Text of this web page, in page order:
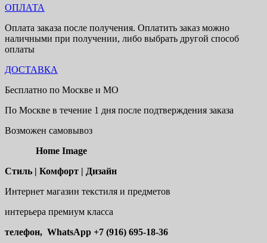
ОПЛАТА
Оплата заказа после получения. Оплатить заказ можно
наличными при получении, либо выбрать другой способ
оплаты
ДОСТАВКА
Бесплатно по Москве и МО
По Москве в течение 1 дня после подтверждения заказа
Возможен самовывоз
Home Image
Стиль | Комфорт | Дизайн
Интернет магазин текстиля и предметов
интерьера премиум класса
телефон, WhatsApp +7 (916) 695-18-36